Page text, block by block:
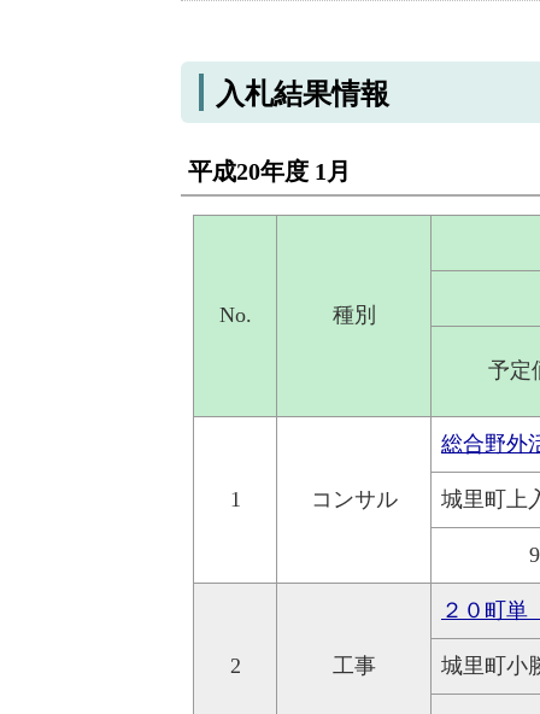
入札結果情報
平成20年度 1月
No. 種別
予定
1 コンサル
総合野外
城里町上
2 工事
２０町
城里町小